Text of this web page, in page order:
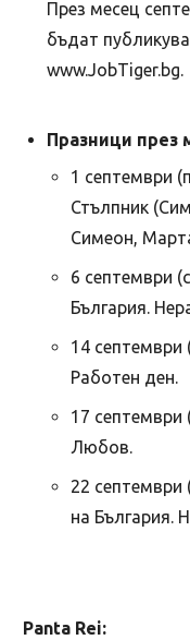
През месец
бъдат
www.JobTiger.bg.
Празници през
1 септември
Стълпник
Симеон,
6 септември
България.
14 септември
Работен ден.
17
Любов.
22 септември
на България.
Panta Rei: